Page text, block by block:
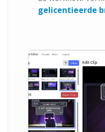
gelicentieerde